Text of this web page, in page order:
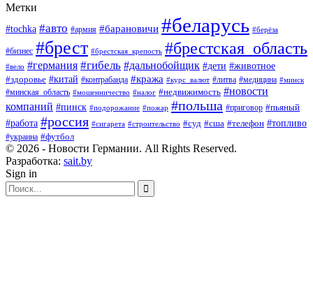
Метки
#tochka #авто #армия #барановичи #беларусь #берёза
#бизнес #брест #брестская_крепость #брестская_область
#вело #германия #гибель #дальнобойщик #дети #животное
#здоровье #китай #контрабанда #кража #курс_валют #литва #медицина #минск
#минская_область #мошенничество #налог #недвижимость #новости
компаний #пинск #подорожание #пожар #польша #приговор #пьяный
#работа #россия #сигарета #строительство #суд #сша #телефон #топливо
#украина #футбол
© 2026 - Новости Германии. All Rights Reserved.
Разработка: sait.by
Sign in